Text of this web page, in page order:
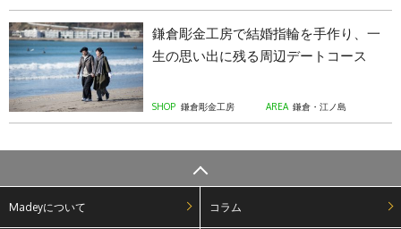
鎌倉彫金工房で結婚指輪を手作り、一
生の思い出に残る周辺デートコース
SHOP 鎌倉彫金工房 AREA 鎌倉・江ノ島
Madeyについて コラム